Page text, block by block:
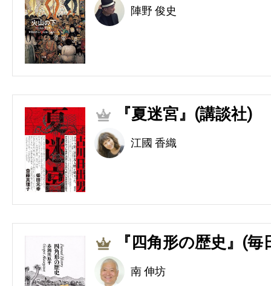
陣野 俊史
2 『夏迷宮』(講談社)
江國 香織
3 『四角形の歴史』(毎
南 伸坊